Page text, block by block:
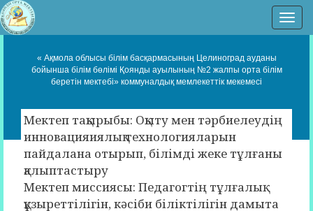
« Ақмола облысы білім басқармасының Целиноград ауданы
бойынша білім бөлімі Қоянды ауылының №2 жалпы орта білім
беретін мектебі» коммуналдық мемлекеттік мекемесі
Мектеп тақырыбы: Оқыту мен тәрбиелеудің
инновацияиялық технологияларын
пайдалана отырып, білімді жеке тұлғаны
қалыптастыру
Мектеп миссиясы: Педагогтің тұлғалық
құзыреттілігін, кәсіби біліктілігін дамыта